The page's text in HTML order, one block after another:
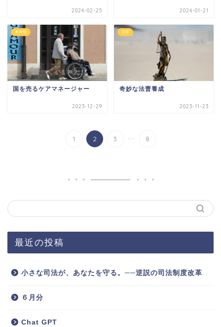
2024-02-25 2024-01-21
未分類
国を売るケアマネージャー
2023-12-29
法律
奇妙な法曹養成
2023-11-23
1 2 3 ... 8
最近の投稿
小さな司法が、あなたを守る。──逆説の司法制度改革
６月分
Chat GPT